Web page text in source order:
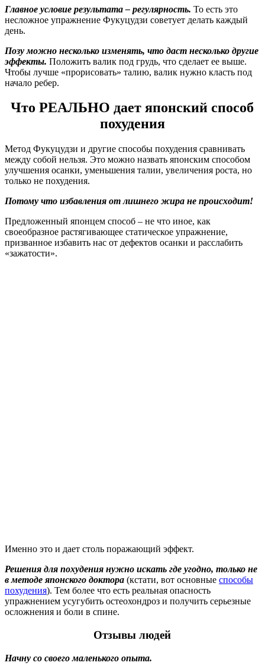
Главное условие результата – регулярность. То есть это
несложное упражнение Фукуцудзи советует делать каждый
день.
Позу можно несколько изменять, что даст несколько другие
эффекты. Положить валик под грудь, что сделает ее выше.
Чтобы лучше «прорисовать» талию, валик нужно класть под
начало ребер.
Что РЕАЛЬНО дает японский способ
похудения
Метод Фукуцудзи и другие способы похудения сравнивать
между собой нельзя. Это можно назвать японским способом
улучшения осанки, уменьшения талии, увеличения роста, но
только не похудения.
Потому что избавления от лишнего жира не происходит!
Предложенный японцем способ – не что иное, как
своеобразное растягивающее статическое упражнение,
призванное избавить нас от дефектов осанки и расслабить
«зажатости».
Именно это и дает столь поражающий эффект.
Решения для похудения нужно искать где угодно, только не
в методе японского доктора (кстати, вот основные способы
похудения). Тем более что есть реальная опасность
упражнением усугубить остеохондроз и получить серьезные
осложнения и боли в спине.
Отзывы людей
Начну со своего маленького опыта.